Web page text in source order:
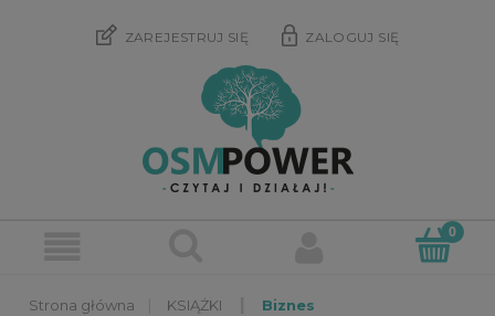
ZAREJESTRUJ SIĘ ZALOGUJ SIĘ
KSIĄŻKI Biznes